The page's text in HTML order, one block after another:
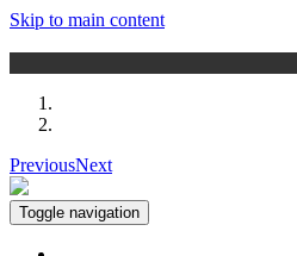
Skip to main content
PreviousNext
Toggle navigation